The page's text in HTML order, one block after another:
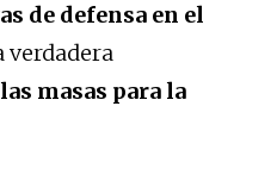
de defensa en el
verdadera
masas para la